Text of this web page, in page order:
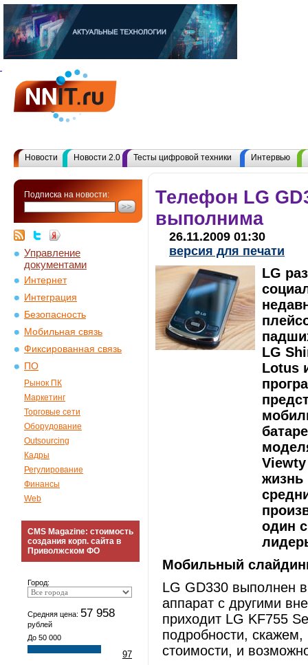
Новости Новости 2.0 Тесты цифровой техники Интервью
Подписка на новости:
Управление
документами
Интернет
Интеграция
Безопасность
Мобильная связь
Фиксированная связь
ПО
Рынок ПК
Маркетинг
Торговые сети
Оборудование
Outsourcing
Кадры
Регулирование
Финансы
Web
CMS Magazine: стоимость
создания корп. сайта в
Приволжском ФО
Город:
Средняя цена: 57 958
рублей
До 50 000
97
Телефон LG
выполнима
26.11.2009 01:30
версия для печати
LG
LG
Lotus
жизнь
один
Мобильный
LG GD330 выполнен
аппарат с другими
приходит LG KF755
подробности, скажем,
стоимости, и